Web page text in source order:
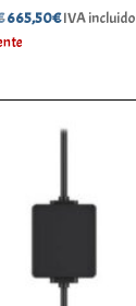
El
precio
665,50€ElIVA incluido